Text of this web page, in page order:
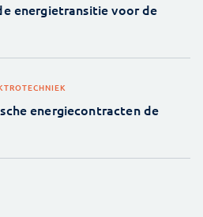
energietransitie voor de
energiecontracten de